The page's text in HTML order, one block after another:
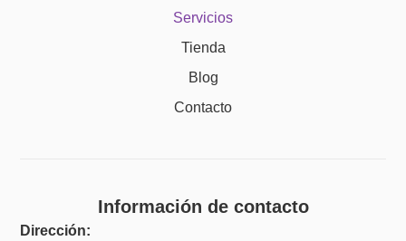
Servicios
Tienda
Blog
Contacto
Información de contacto
Dirección: